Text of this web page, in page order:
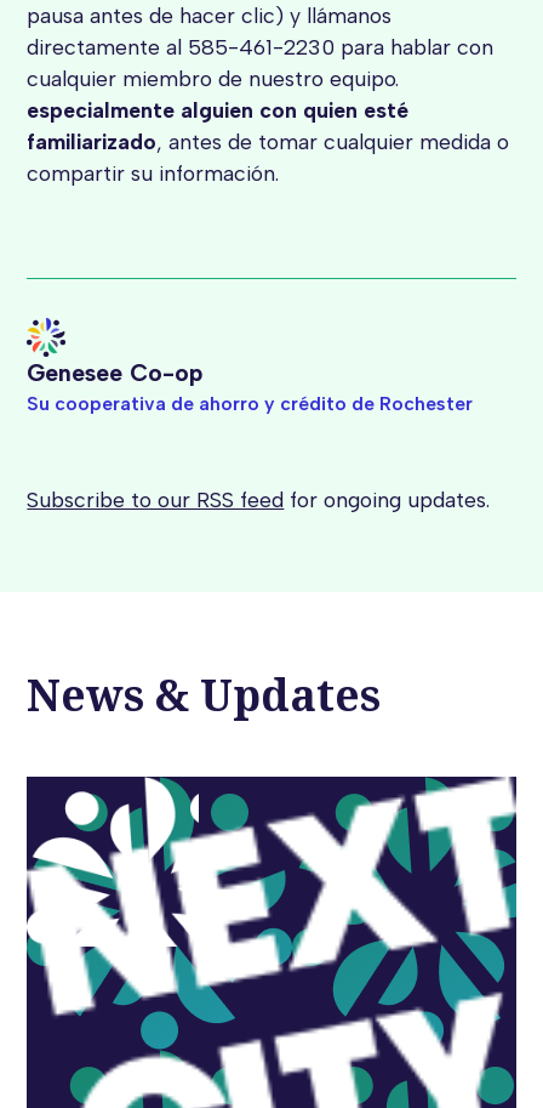
pausa antes de hacer clic) y llámanos
directamente al 585-461-2230 para hablar con
cualquier miembro de nuestro equipo.
especialmente alguien con quien esté
familiarizado, antes de tomar cualquier medida o
compartir su información.
Genesee Co-op
Su cooperativa de ahorro y crédito de Rochester
Subscribe to our RSS feed for ongoing updates.
News & Updates